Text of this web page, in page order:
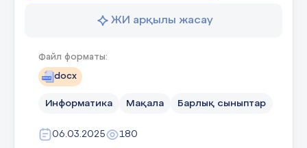
болады?)
Сабақтың
ортасы
жауаптар, алғыс хаттар және т. б.
Есеп беру: AI деректерді талдау
және есеп беру процесін
пайдаланылуы мүмкін.
Бизнесті жоспарлау және талдау:
ЖИ арқылы жасау
Файл форматы:
docx
Информатика Мақала Барлық сыныптар
06.03.2025 180